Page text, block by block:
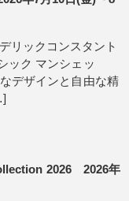
リックコンスタント
ック マンシェッ
デザインと自由な精
2026 2026年